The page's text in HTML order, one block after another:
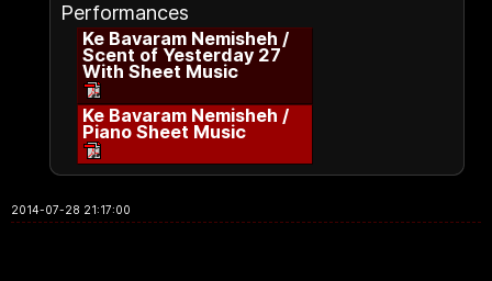
Performances
Ke Bavaram Nemisheh /
Scent of Yesterday 27
With Sheet Music
Ke Bavaram Nemisheh /
Piano Sheet Music
2014-07-28 21:17:00